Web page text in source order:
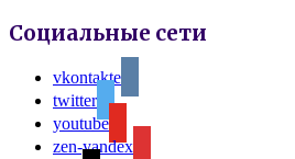
Социальные сети
vkontakte
twitter
youtube
zen-yandex